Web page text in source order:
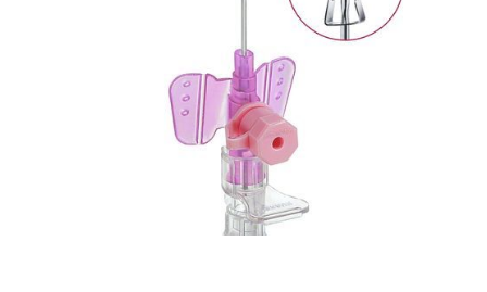
Bezpieczna linia naczyniowa
Aplikator mini Spike